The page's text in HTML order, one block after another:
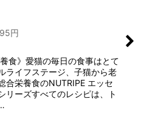
円
食》愛猫の毎日の食事はとて
ライフステージ、子猫から老
合栄養食のNUTRIPE エッセ
リーズすべてのレシピは、ト